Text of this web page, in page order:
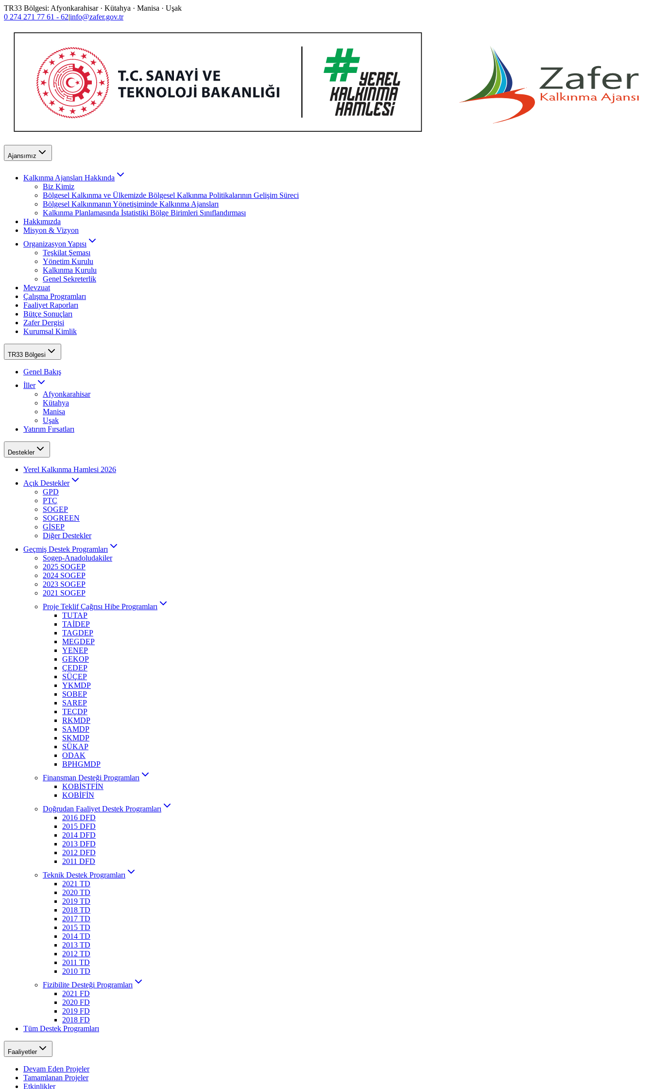
TR33 Bölgesi: Afyonkarahisar · Kütahya · Manisa · Uşak
0 274 271 77 61 - 62|info@zafer.gov.tr
Ajansımız
Kalkınma Ajansları Hakkında
Biz Kimiz
Bölgesel Kalkınma ve Ülkemizde Bölgesel Kalkınma Politikalarının Gelişim Süreci
Bölgesel Kalkınmanın Yönetişiminde Kalkınma Ajansları
Kalkınma Planlamasında İstatistiki Bölge Birimleri Sınıflandırması
Hakkımızda
Misyon & Vizyon
Organizasyon Yapısı
Teşkilat Şeması
Yönetim Kurulu
Kalkınma Kurulu
Genel Sekreterlik
Mevzuat
Çalışma Programları
Faaliyet Raporları
Bütçe Sonuçları
Zafer Dergisi
Kurumsal Kimlik
TR33 Bölgesi
Genel Bakış
İller
Afyonkarahisar
Kütahya
Manisa
Uşak
Yatırım Fırsatları
Destekler
Yerel Kalkınma Hamlesi 2026
Açık Destekler
GPD
PTÇ
SOGEP
SOGREEN
GİSEP
Diğer Destekler
Geçmiş Destek Programları
Sogep-Anadoludakiler
2025 SOGEP
2024 SOGEP
2023 SOGEP
2021 SOGEP
Proje Teklif Çağrısı Hibe Programları
TUTAP
TAİDEP
TAGDEP
MEGDEP
YENEP
GEKOP
ÇEDEP
SÜÇEP
YKMDP
SOBEP
SAREP
TEÇDP
RKMDP
SAMDP
SKMDP
SÜKAP
ODAK
BPHGMDP
Finansman Desteği Programları
KOBİSTFİN
KOBİFİN
Doğrudan Faaliyet Destek Programları
2016 DFD
2015 DFD
2014 DFD
2013 DFD
2012 DFD
2011 DFD
Teknik Destek Programları
2021 TD
2020 TD
2019 TD
2018 TD
2017 TD
2015 TD
2014 TD
2013 TD
2012 TD
2011 TD
2010 TD
Fizibilite Desteği Programları
2021 FD
2020 FD
2019 FD
2018 FD
Tüm Destek Programları
Faaliyetler
Devam Eden Projeler
Tamamlanan Projeler
Etkinlikler